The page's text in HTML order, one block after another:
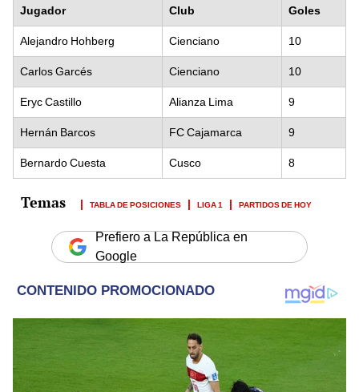
Jugador Club Goles
Alejandro Hohberg Cienciano 10
Carlos Garcés Cienciano 10
Eryc Castillo Alianza Lima 9
Hernán Barcos FC Cajamarca 9
Bernardo Cuesta Cusco 8
TABLA DE POSICIONES LIGA 1 PARTIDOS DE HOY
Prefiero a La República en
Google